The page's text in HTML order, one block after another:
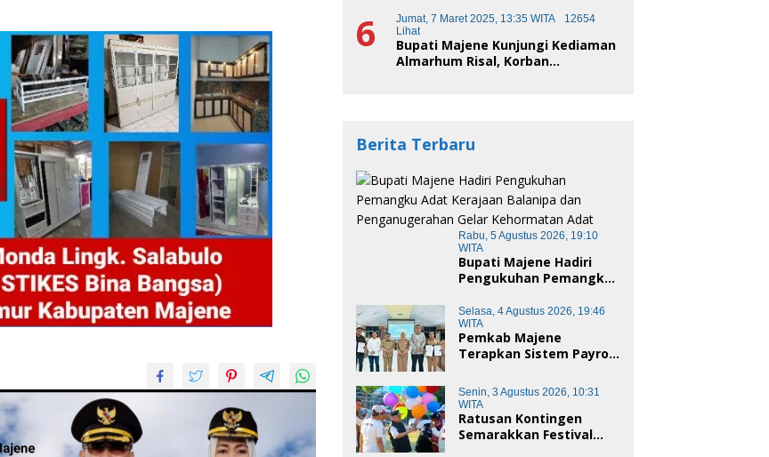
6 Jumat, 7 Maret 2025, 13:35 WITA
12654
Lihat
Bupati Majene Kunjungi Kediaman
Almarhum Risal, Korban
Berita Terbaru
Rabu, 5 Agustus 2026, 19:10
WITA
Bupati Majene Hadiri
Pengukuhan Pemangku
dan Penganugerahan
Gelar Kehormatan Adat
Selasa, 4 Agustus 2026, 19:46
WITA
Pemkab Majene
Terapkan Sistem Payroll
bagi ASN, Perkuat
Digitalisasi Pelayanan
Publik
Senin, 3 Agustus 2026, 10:31
WITA
Ratusan Kontingen
Semarakkan Festival